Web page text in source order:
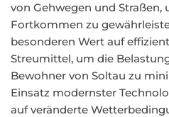
von Gehwegen und Straßen,
Fortkommen zu
besonderen Wert auf
Streumittel, um die
Bewohner von Soltau zu
Einsatz modernster
auf veränderte